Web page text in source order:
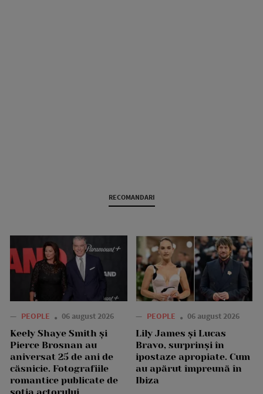
RECOMANDARI
— PEOPLE 06 august 2026
Keely Shaye Smith și
Pierce Brosnan au
aniversat 25 de ani de
căsnicie. Fotografiile
romantice publicate de
soția actorului
— PEOPLE 06 august 2026
Lily James și Lucas
Bravo, surprinși în
ipostaze apropiate. Cum
au apărut împreună în
Ibiza